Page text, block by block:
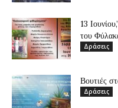
13
του
Δράσεις
Βουτιές
Δράσεις